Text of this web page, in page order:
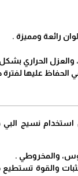
رائعة ومميزة .
الحراري بشكل
الحفاظ عليها لفترة
استخدام نسيج
والمخروطي .
والقوة تستطيع